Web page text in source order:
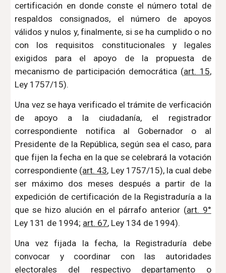
certificación en donde conste el número total de
respaldos consignados, el número de apoyos
válidos y nulos y, finalmente, si se ha cumplido o no
con los requisitos constitucionales y legales
exigidos para el apoyo de la propuesta de
mecanismo de participación democrática (art. 15,
Ley 1757/15).
Una vez se haya verificado el trámite de verficación
de apoyo a la ciudadanía, el registrador
correspondiente notifica al Gobernador o al
Presidente de la República, según sea el caso, para
que fijen la fecha en la que se celebrará la votación
correspondiente (art. 43, Ley 1757/15), la cual debe
ser máximo dos meses después a partir de la
expedición de certificación de la Registraduría a la
que se hizo alución en el párrafo anterior (art. 9°
Ley 131 de 1994; art. 67, Ley 134 de 1994).
Una vez fijada la fecha, la Registraduría debe
convocar y coordinar con las autoridades
electorales del respectivo departamento o